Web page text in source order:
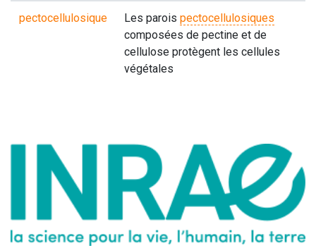
pectocellulosique Les parois pectocellulosiques
composées de pectine et de
cellulose protègent les cellules
végétales